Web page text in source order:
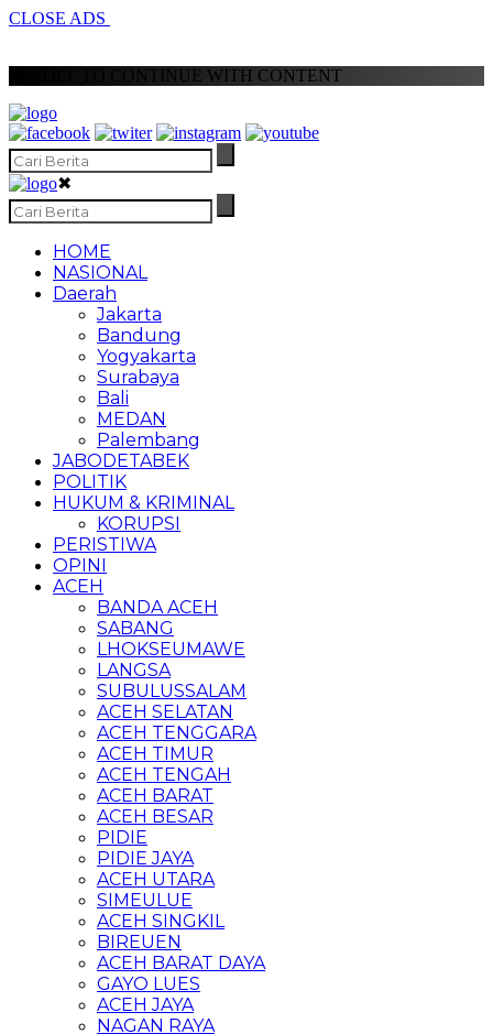
CLOSE ADS
SCROLL TO CONTINUE WITH CONTENT
✖
HOME
NASIONAL
Daerah
Jakarta
Bandung
Yogyakarta
Surabaya
Bali
MEDAN
Palembang
JABODETABEK
POLITIK
HUKUM & KRIMINAL
KORUPSI
PERISTIWA
OPINI
ACEH
BANDA ACEH
SABANG
LHOKSEUMAWE
LANGSA
SUBULUSSALAM
ACEH SELATAN
ACEH TENGGARA
ACEH TIMUR
ACEH TENGAH
ACEH BARAT
ACEH BESAR
PIDIE
PIDIE JAYA
ACEH UTARA
SIMEULUE
ACEH SINGKIL
BIREUEN
ACEH BARAT DAYA
GAYO LUES
ACEH JAYA
NAGAN RAYA